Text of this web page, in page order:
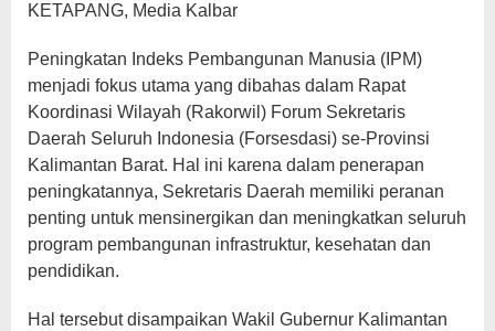
KETAPANG, Media Kalbar
Peningkatan Indeks Pembangunan Manusia (IPM)
menjadi fokus utama yang dibahas dalam Rapat
Koordinasi Wilayah (Rakorwil) Forum Sekretaris
Daerah Seluruh Indonesia (Forsesdasi) se-Provinsi
Kalimantan Barat. Hal ini karena dalam penerapan
peningkatannya, Sekretaris Daerah memiliki peranan
penting untuk mensinergikan dan meningkatkan seluruh
program pembangunan infrastruktur, kesehatan dan
pendidikan.
Hal tersebut disampaikan Wakil Gubernur Kalimantan